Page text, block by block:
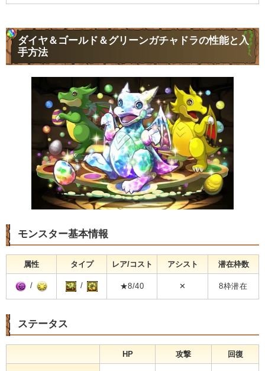
ダイヤ＆ゴールド＆グリーンガチャドラの性能と入
手方法
モンスター基本情報
属性 タイプ レア/コスト アシスト 潜在枠数
/ / ★8/40 ✕ 8枠潜在
ステータス
HP 攻撃 回復